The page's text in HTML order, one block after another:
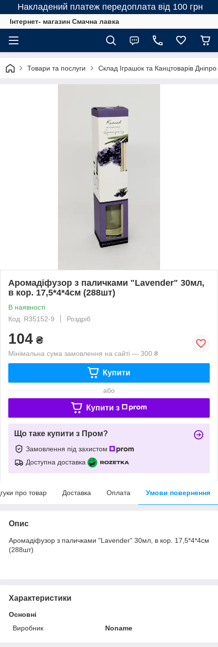
Накладений платеж передоплата від 100 грн
Інтернет- магазин Смачна лавка
Товари та послуги Склад Іграшок та Канцтоварів Дніпро
Аромадіфузор з паличками "Lavender" 30мл,
в кор. 17,5*4*4см (288шт)
В наявності
Код: R35152-9
Роздріб
104 ₴
Мінімальна сума замовлення на сайті — 300 ₴
Купити
або
Купити з
Що таке купити з Пром?
Замовлення під захистом
Доступна доставка
про товар Доставка Оплата Умови повернення
Опис
Аромадіфузор з паличками "Lavender" 30мл, в кор. 17,5*4*4см
(288шт)
Характеристики
Основні
Виробник
Noname